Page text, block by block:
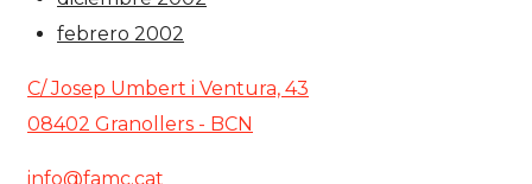
febrero 2002
C/ Josep Umbert i Ventura, 43
08402 Granollers - BCN
info@famc.cat